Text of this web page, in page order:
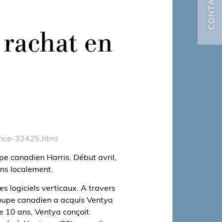
en
32425.html
canadien Harris. Début avril,
localement.
logiciels verticaux. A travers
canadien a acquis Ventya
10 ans, Ventya conçoit